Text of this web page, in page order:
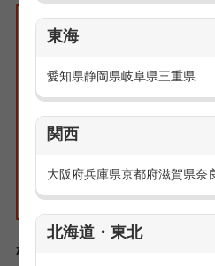
東海
愛知県静岡県岐阜県三重県
関西
大阪府兵庫県京都府滋賀県奈
北海道・東北
検索条件
エリア：指定無し
こだわり：指定無し
検索結果一覧